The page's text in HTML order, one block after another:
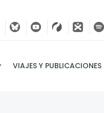
VIAJES Y PUBLICACIONES